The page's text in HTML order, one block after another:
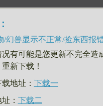
/幻兽显示不正常/捡东西报
有可能是您更新不完全
新下载！
地址： 下载一
： 下载二